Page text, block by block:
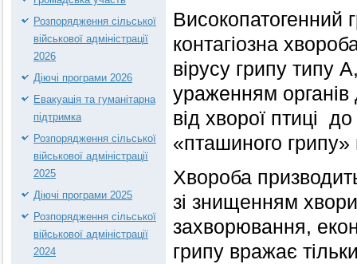
Розпорядження сільської
військової адміністрації
2026
Діючі програми 2026
Евакуація та гуманітарна
підтримка
Розпорядження сільської
військової адміністрації
2025
Діючі програми 2025
Розпорядження сільської
військової адміністрації
2024
Високопатогенний
контагіозна
вірусу грипу типу
ураженням
від хворої птиці
«пташиного
Хвороба
зі знищенням
захворювання,
грипу вражає